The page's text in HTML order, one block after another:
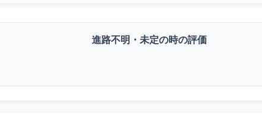
進路不明・未定の時の評価